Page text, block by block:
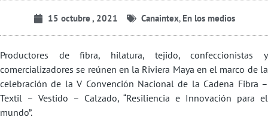
15 octubre , 2021 Canaintex, En los medios
Productores de fibra, hilatura, tejido, confeccionistas y
comercializadores se reúnen en la Riviera Maya en el marco de la
celebración de la V Convención Nacional de la Cadena Fibra –
Textil – Vestido – Calzado, “Resiliencia e Innovación para el
mundo”.